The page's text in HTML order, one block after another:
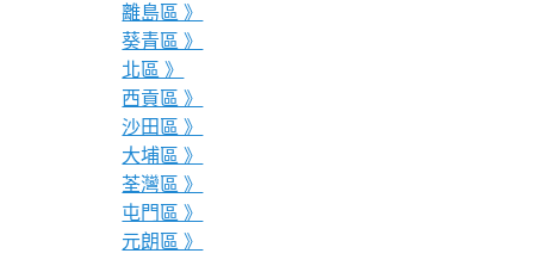
離島區 》
葵青區 》
北區 》
西貢區 》
沙田區 》
大埔區 》
荃灣區 》
屯門區 》
元朗區 》